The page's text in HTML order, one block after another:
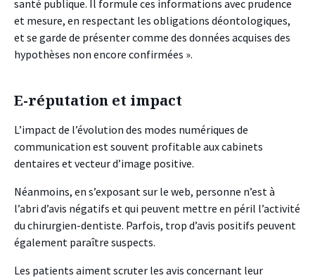
santé publique. Il formule ces informations avec prudence
et mesure, en respectant les obligations déontologiques,
et se garde de présenter comme des données acquises des
hypothèses non encore confirmées ».
E-réputation et impact
L’impact de l’évolution des modes numériques de
communication est souvent profitable aux cabinets
dentaires et vecteur d’image positive.
Néanmoins, en s’exposant sur le web, personne n’est à
l’abri d’avis négatifs et qui peuvent mettre en péril l’activité
du chirurgien-dentiste. Parfois, trop d’avis positifs peuvent
également paraître suspects.
Les patients aiment scruter les avis concernant leur